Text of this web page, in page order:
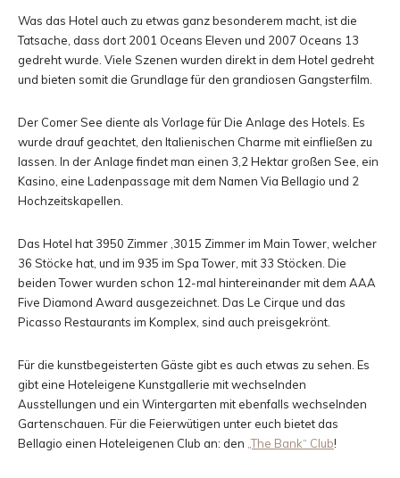
Welt
Was das Hotel auch zu etwas ganz besonderem macht, ist die
Tatsache, dass dort 2001 Oceans Eleven und 2007 Oceans 13
gedreht wurde. Viele Szenen wurden direkt in dem Hotel gedreht
und bieten somit die Grundlage für den grandiosen Gangsterfilm.
Der Comer See diente als Vorlage für Die Anlage des Hotels. Es
wurde drauf geachtet, den Italienischen Charme mit einfließen zu
lassen. In der Anlage findet man einen 3,2 Hektar großen See, ein
Kasino, eine Ladenpassage mit dem Namen Via Bellagio und 2
Hochzeitskapellen.
Das Hotel hat 3950 Zimmer ,3015 Zimmer im Main Tower, welcher
36 Stöcke hat, und im 935 im Spa Tower, mit 33 Stöcken. Die
beiden Tower wurden schon 12-mal hintereinander mit dem AAA
Five Diamond Award ausgezeichnet. Das Le Cirque und das
Picasso Restaurants im Komplex, sind auch preisgekrönt.
Für die kunstbegeisterten Gäste gibt es auch etwas zu sehen. Es
gibt eine Hoteleigene Kunstgallerie mit wechselnden
Ausstellungen und ein Wintergarten mit ebenfalls wechselnden
Gartenschauen. Für die Feierwütigen unter euch bietet das
Bellagio einen Hoteleigenen Club an: den „The Bank“ Club!